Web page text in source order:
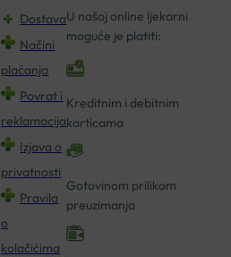
Dostava
Načini
plaćanja
Povrat i
reklamacija
Izjava o
privatnosti
Pravila
o
kolačićima
U našoj online ljekarni
moguće je platiti:
Kreditnim i debitnim
karticama
Gotovinom prilikom
preuzimanja